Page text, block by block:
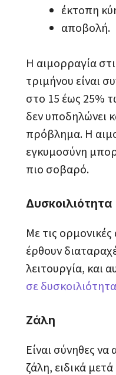
έκτοπη
αποβολή.
Η αιμορραγία
τριμήνου είναι
στο 15 έως 25%
δεν υποδηλώνει
πρόβλημα. Η
εγκυμοσύνη
πιο σοβαρό.
Δυσκοιλιότητα
Με τις
έρθουν
λειτουργία, και
σε δυσκοιλιότητα
Ζάλη
Είναι σύνηθες
ζάλη, ειδικά